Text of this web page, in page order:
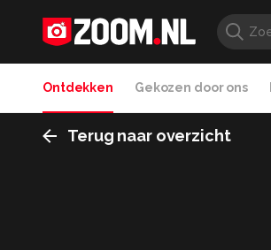
Ontdekken Gekozen door ons
Terug naar overzicht